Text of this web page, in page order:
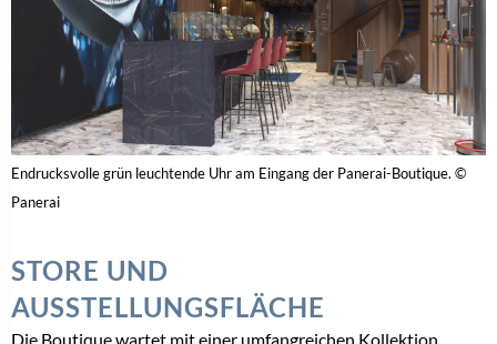
Endrucksvolle grün leuchtende Uhr am Eingang der Panerai-Boutique. ©
Panerai
STORE UND
AUSSTELLUNGSFLÄCHE
Die Boutique wartet mit einer umfangreichen Kollektion